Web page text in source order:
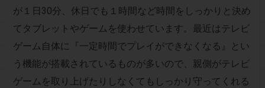
が１日30分、休日でも１時間など時間をしっかりと決め
てタブレットやゲームを使わせています。最近はテレビ
ゲーム自体に『一定時間でプレイができなくなる』とい
う機能が搭載されているものが多いので、親側がテレビ
ゲームを取り上げたりしなくてもしっかり守ってくれる